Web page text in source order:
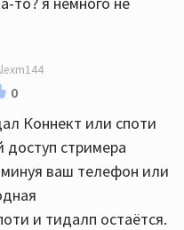
0
Коннект или споти
доступ стримера
ваш телефон или
и тидалп остаётся.